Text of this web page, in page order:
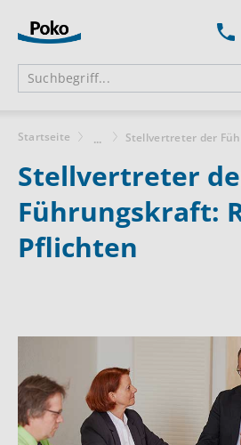
Startseite ...
Stellvertreter
Führungskraft:
Pflichten